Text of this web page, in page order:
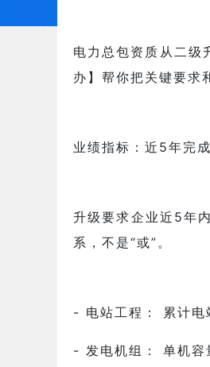
电力总包资质从二级
办】 帮你把关键要求
业绩指标：近5年完
升级要求企业近5年
系，不是“或”。
- 电站工程： 累计电
- 发电机组： 单机容